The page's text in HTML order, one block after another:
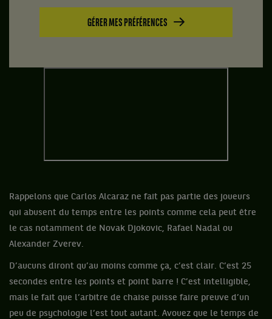
GÉRER MES PRÉFÉRENCES
Rappelons que Carlos Alcaraz ne fait pas partie des joueurs
qui abusent du temps entre les points comme cela peut être
le cas notamment de Novak Djokovic, Rafael Nadal ou
Alexander Zverev.
D’aucuns diront qu’au moins comme ça, c’est clair. C’est 25
secondes entre les points et point barre ! C’est intelligible,
mais le fait que l’arbitre de chaise puisse faire preuve d’un
peu de psychologie l’est tout autant. Avouez que le temps de